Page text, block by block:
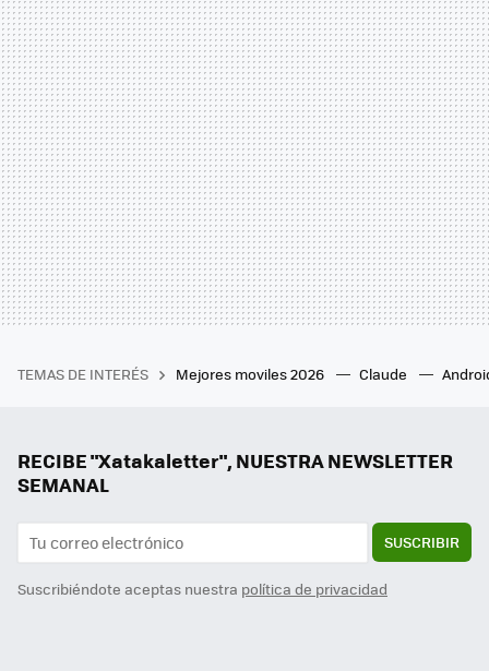
TEMAS DE INTERÉS Mejores moviles 2026 Claude
RECIBE "Xatakaletter", NUESTRA NEWSLETTER
SEMANAL
SUSCRIBIR
Suscribiéndote aceptas nuestra política de privacidad